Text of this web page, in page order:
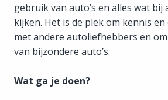
gebruik van auto’s en alles wat
kijken. Het is de plek om kennis
met andere autoliefhebbers en
van bijzondere auto’s.
Wat ga je doen?